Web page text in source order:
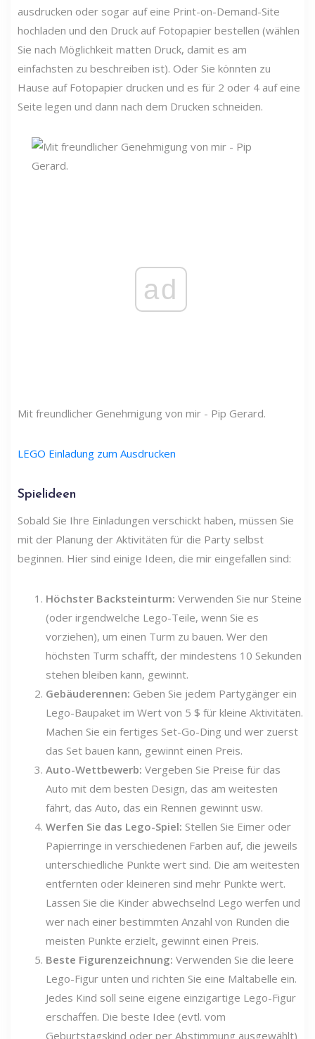
ausdrucken oder sogar auf eine Print-on-Demand-Site
hochladen und den Druck auf Fotopapier bestellen (wählen
Sie nach Möglichkeit matten Druck, damit es am
einfachsten zu beschreiben ist). Oder Sie könnten zu
Hause auf Fotopapier drucken und es für 2 oder 4 auf eine
Seite legen und dann nach dem Drucken schneiden.
ad
Mit freundlicher Genehmigung von mir - Pip Gerard.
LEGO Einladung zum Ausdrucken
Spielideen
Sobald Sie Ihre Einladungen verschickt haben, müssen Sie
mit der Planung der Aktivitäten für die Party selbst
beginnen. Hier sind einige Ideen, die mir eingefallen sind:
Höchster Backsteinturm: Verwenden Sie nur Steine ​​
(oder irgendwelche Lego-Teile, wenn Sie es
vorziehen), um einen Turm zu bauen. Wer den
höchsten Turm schafft, der mindestens 10 Sekunden
stehen bleiben kann, gewinnt.
Gebäuderennen: Geben Sie jedem Partygänger ein
Lego-Baupaket im Wert von 5 $ für kleine Aktivitäten.
Machen Sie ein fertiges Set-Go-Ding und wer zuerst
das Set bauen kann, gewinnt einen Preis.
Auto-Wettbewerb: Vergeben Sie Preise für das
Auto mit dem besten Design, das am weitesten
fährt, das Auto, das ein Rennen gewinnt usw.
Werfen Sie das Lego-Spiel: Stellen Sie Eimer oder
Papierringe in verschiedenen Farben auf, die jeweils
unterschiedliche Punkte wert sind. Die am weitesten
entfernten oder kleineren sind mehr Punkte wert.
Lassen Sie die Kinder abwechselnd Lego werfen und
wer nach einer bestimmten Anzahl von Runden die
meisten Punkte erzielt, gewinnt einen Preis.
Beste Figurenzeichnung: Verwenden Sie die leere
Lego-Figur unten und richten Sie eine Maltabelle ein.
Jedes Kind soll seine eigene einzigartige Lego-Figur
erschaffen. Die beste Idee (evtl. vom
Geburtstagskind oder per Abstimmung ausgewählt)